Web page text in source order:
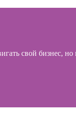
свой бизнес,